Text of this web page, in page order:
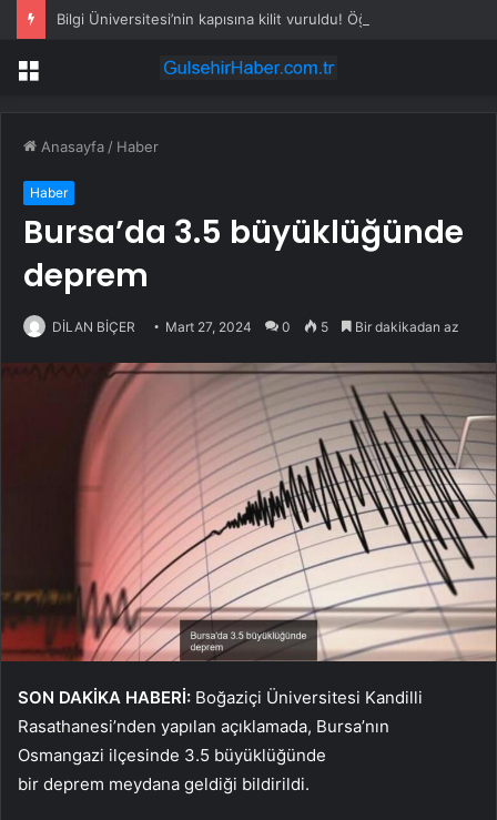
Menü
Anasayfa / Haber
Haber
Bursa’da 3.5 büyüklüğünde
deprem
DİLAN BİÇER Mart 27, 2024 0 5 Bir dakikadan az
SON DAKİKA HABERİ: Boğaziçi Üniversitesi Kandilli
Rasathanesi’nden yapılan açıklamada, Bursa’nın
Osmangazi ilçesinde 3.5 büyüklüğünde
bir deprem meydana geldiği bildirildi.